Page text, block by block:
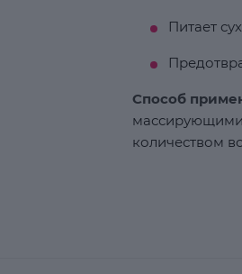
Питает
Способ
количеством